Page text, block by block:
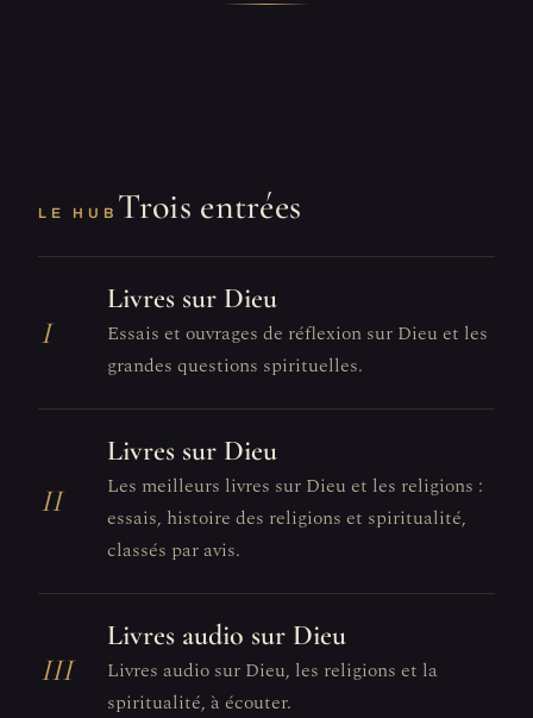
LE HUB Trois entrées
I
Livres sur Dieu
Essais et ouvrages de réflexion sur Dieu et les
grandes questions spirituelles.
II
Livres sur Dieu
Les meilleurs livres sur Dieu et les religions :
essais, histoire des religions et spiritualité,
classés par avis.
III
Livres audio sur Dieu
Livres audio sur Dieu, les religions et la
spiritualité, à écouter.